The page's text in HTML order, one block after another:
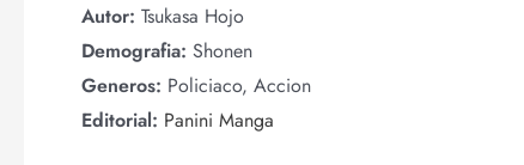
Autor: Tsukasa Hojo
Demografia: Shonen
Generos: Policiaco, Accion
Editorial: Panini Manga